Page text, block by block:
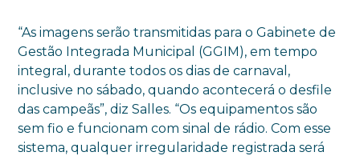
“As imagens serão transmitidas para o Gabinete de
Gestão Integrada Municipal (GGIM), em tempo
integral, durante todos os dias de carnaval,
inclusive no sábado, quando acontecerá o desfile
das campeãs”, diz Salles. “Os equipamentos são
sem fio e funcionam com sinal de rádio. Com esse
sistema, qualquer irregularidade registrada será